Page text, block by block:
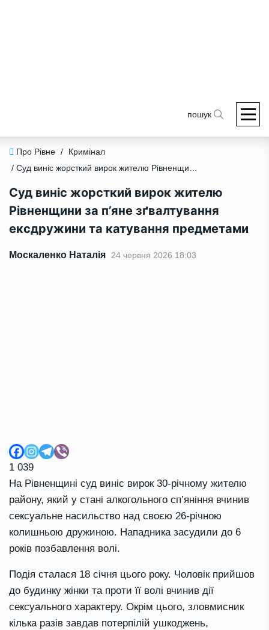
пошук
Про Рівне /
Кримінал
/ Суд виніс жорсткий вирок жителю Рівненщини за п’яне зґвалтування ексдружини та катування предметами
Суд виніс жорсткий вирок жителю
Рівненщини за п’яне зґвалтування
ексдружини та катування предметами
Москаленко Наталія 24 червня 2026 18:03
1 039
На Рівненщині суд виніс вирок 30-річному жителю
району, який у стані алкогольного сп’яніння вчинив
сексуальне насильство над своєю 26-річною
колишньою дружиною. Нападника засудили до 6
років позбавлення волі.
Подія сталася 18 січня цього року. Чоловік прийшов
до будинку жінки та проти її волі вчинив дії
сексуального характеру. Окрім цього, зловмисник
кілька разів завдав потерпілій ушкоджень,